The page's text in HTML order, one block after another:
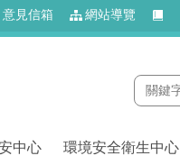
意見信箱 網站導覽
中心 環境安全衛生中心